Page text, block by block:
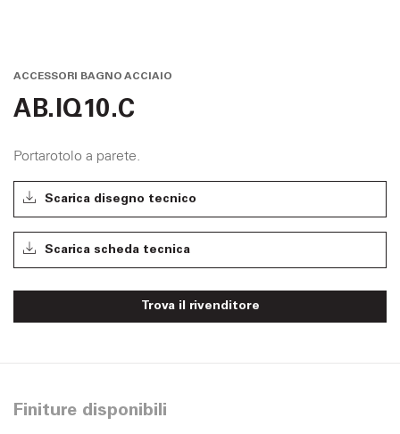
ACCESSORI BAGNO ACCIAIO
AB.IQ10.C
Portarotolo a parete.
Scarica disegno tecnico
Scarica scheda tecnica
Trova il rivenditore
Finiture disponibili